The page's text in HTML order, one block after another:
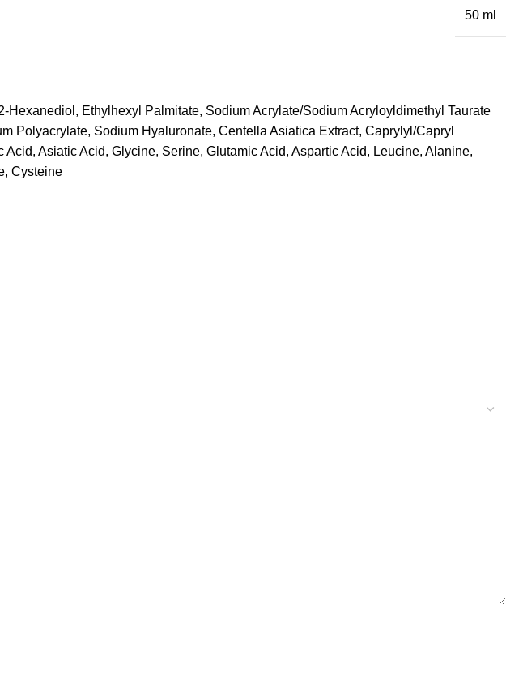
50 ml
Ethylhexyl Palmitate, Sodium Acrylate/Sodium Acryloyldimethyl Taurate
Polyacrylate, Sodium Hyaluronate, Centella Asiatica Extract, Caprylyl/Capryl
Asiatic Acid, Glycine, Serine, Glutamic Acid, Aspartic Acid, Leucine, Alanine,
Cysteine